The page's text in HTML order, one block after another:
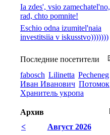
Ia zdes', vsio zamechatel'no,
rad, chto pomnite!
Eschio odna izumitel'naia
investitsiia v iskusstvo)))))))
Последние посетители
fabosch Lilinetta Pecheneg
Иван Иванович Потомок
Хранитель укропа
Архив
<
Август 2026